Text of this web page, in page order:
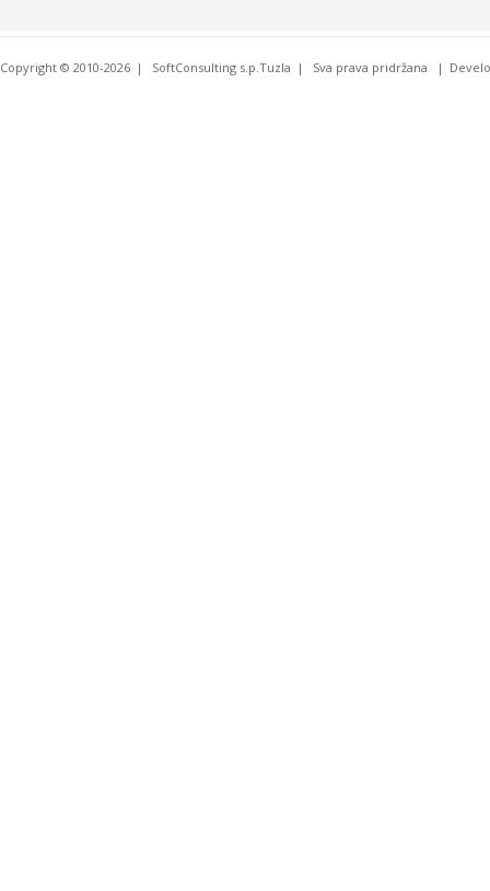
Copyright © 2010-2026 SoftConsulting s.p.Tuzla Sva prava pridržana